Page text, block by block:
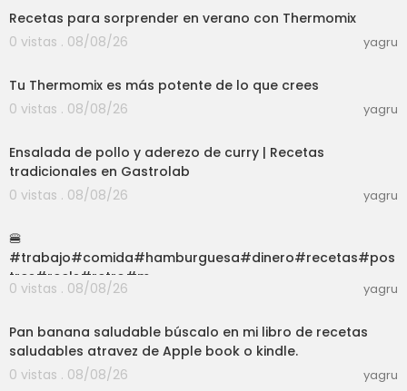
Recetas para sorprender en verano con Thermomix
0 vistas . 08/08/26
yagru
Tu Thermomix es más potente de lo que crees
0 vistas . 08/08/26
yagru
Ensalada de pollo y aderezo de curry | Recetas
tradicionales en Gastrolab
0 vistas . 08/08/26
yagru
🍔
#trabajo#comida#hamburguesa#dinero#recetas#pos
tres#reels#retro#m
exico#parati#foryou#feliz#consejos
0 vistas . 08/08/26 yagru
Pan banana saludable búscalo en mi libro de recetas
saludables atravez de Apple book o kindle.
0 vistas . 08/08/26
yagru